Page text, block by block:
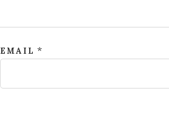
EMAIL *